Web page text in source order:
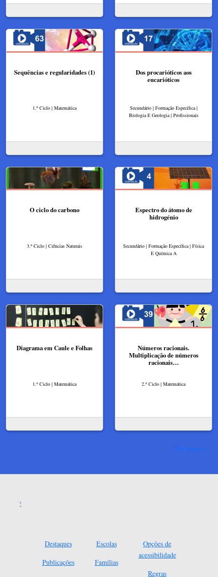
Sequências e regularidades (1)
1.º Ciclo | Matemática
Dos procarióticos aos
eucarióticos
Secundário | Formação Específica |
Biologia E Geologia | Profissionais
O ciclo do carbono
3.º Ciclo | Ciências Naturais
Espectro do átomo de
hidrogénio
Secundário | Formação Específica | Física
E Química A
Diagrama em Caule e Folhas
1.º Ciclo | Matemática
Números racionais.
Multiplicação de números
racionais…
2.º Ciclo | Matemática
Ver mais
Destaques
Publicações
Escolas
Famílias
Opções de
acessibilidade
Regras